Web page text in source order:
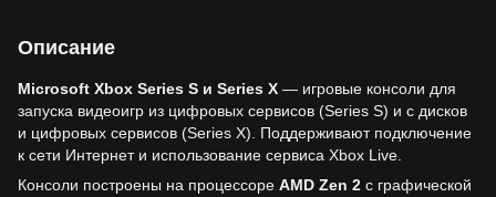
Описание
Microsoft Xbox Series S и Series X — игровые консоли для
запуска видеоигр из цифровых сервисов (Series S) и с дисков
и цифровых сервисов (Series X). Поддерживают подключение
к сети Интернет и использование сервиса Xbox Live.
Консоли построены на процессоре AMD Zen 2 с графической